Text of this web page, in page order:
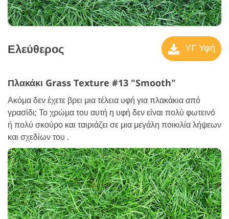
Ελεύθερος ΥΓ Υφή
Πλακάκι Grass Texture #13 "Smooth"
Ακόμα δεν έχετε βρει μια τέλεια υφή για πλακάκια από
γρασίδι; Το χρώμα του αυτή η υφή δεν είναι πολύ φωτεινό
ή πολύ σκούρο και ταιριάζει σε μια μεγάλη ποικιλία λήψεων
και σχεδίων του .